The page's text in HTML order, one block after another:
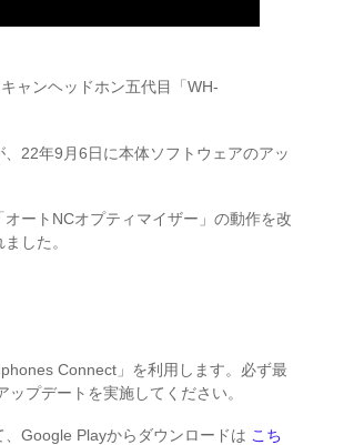
ャンヘッドホン五代目「WH-
22年9月6日に本体ソフトウェアのアッ
ートNCオプティマイザー」の動作を改
した。
Connect」を利用します。必ず最
プデートを実施してください。
Google Playからダウンロードは こち